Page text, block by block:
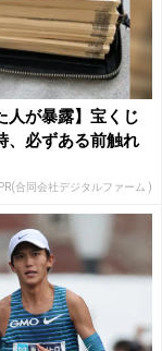
人が暴露】宝くじ
、必ずある前触れ
PR(合同会社デジタルファーム )